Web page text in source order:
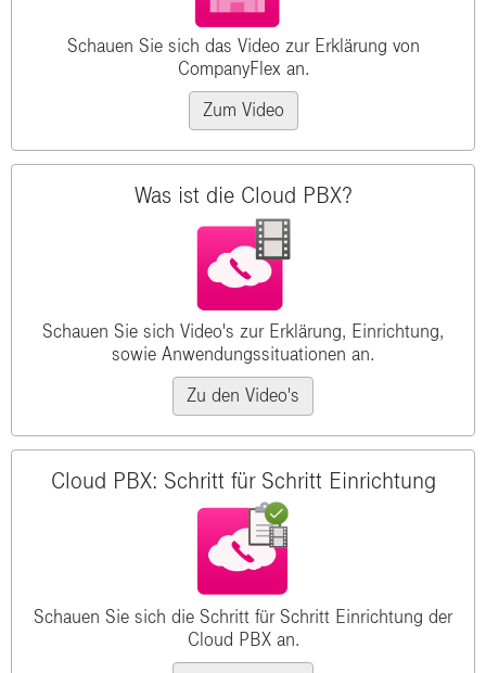
Schauen Sie sich das Video zur Erklärung von
CompanyFlex an.
Zum Video
Was ist die Cloud PBX?
Schauen Sie sich Video's zur Erklärung, Einrichtung,
sowie Anwendungssituationen an.
Zu den Video's
Cloud PBX: Schritt für Schritt Einrichtung
Schauen Sie sich die Schritt für Schritt Einrichtung der
Cloud PBX an.